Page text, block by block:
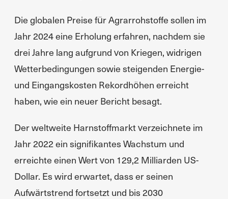
Die globalen Preise für Agrarrohstoffe sollen im
Jahr 2024 eine Erholung erfahren, nachdem sie
drei Jahre lang aufgrund von Kriegen, widrigen
Wetterbedingungen sowie steigenden Energie-
und Eingangskosten Rekordhöhen erreicht
haben, wie ein neuer Bericht besagt.
Der weltweite Harnstoffmarkt verzeichnete im
Jahr 2022 ein signifikantes Wachstum und
erreichte einen Wert von 129,2 Milliarden US-
Dollar. Es wird erwartet, dass er seinen
Aufwärtstrend fortsetzt und bis 2030